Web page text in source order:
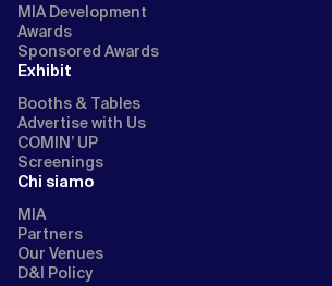
MIA Development
Awards
Sponsored Awards
Exhibit
Booths & Tables
Advertise with Us
COMIN’ UP
Screenings
Chi siamo
MIA
Partners
Our Venues
D&I Policy